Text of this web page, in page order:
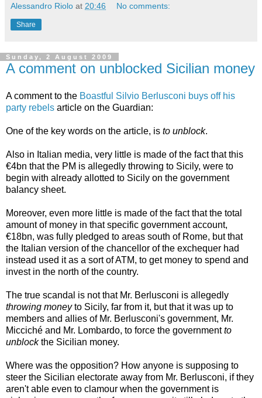
Alessandro Riolo at 20:46 No comments:
Share
Sunday, 2 August 2009
A comment on unblocked Sicilian money
A comment to the Boastful Silvio Berlusconi buys off his
party rebels article on the Guardian:
One of the key words on the article, is to unblock.
Also in Italian media, very little is made of the fact that this
€4bn that the PM is allegedly throwing to Sicily, were to
begin with already allotted to Sicily on the government
balancy sheet.
Moreover, even more little is made of the fact that the total
amount of money in that specific government account,
€18bn, was fully pledged to areas south of Rome, but that
the Italian version of the chancellor of the exchequer had
instead used it as a sort of ATM, to get money to spend and
invest in the north of the country.
The true scandal is not that Mr. Berlusconi is allegedly
throwing moneyto Sicily, far from it, but that it was up to
members and allies of Mr. Berlusconi's government, Mr.
Micciché and Mr. Lombardo, to force the governmentto
unblockthe Sicilian money.
Where was the opposition? How anyone is supposing to
steer the Sicilian electorate away from Mr. Berlusconi, if they
aren't able even to clamour when the government is